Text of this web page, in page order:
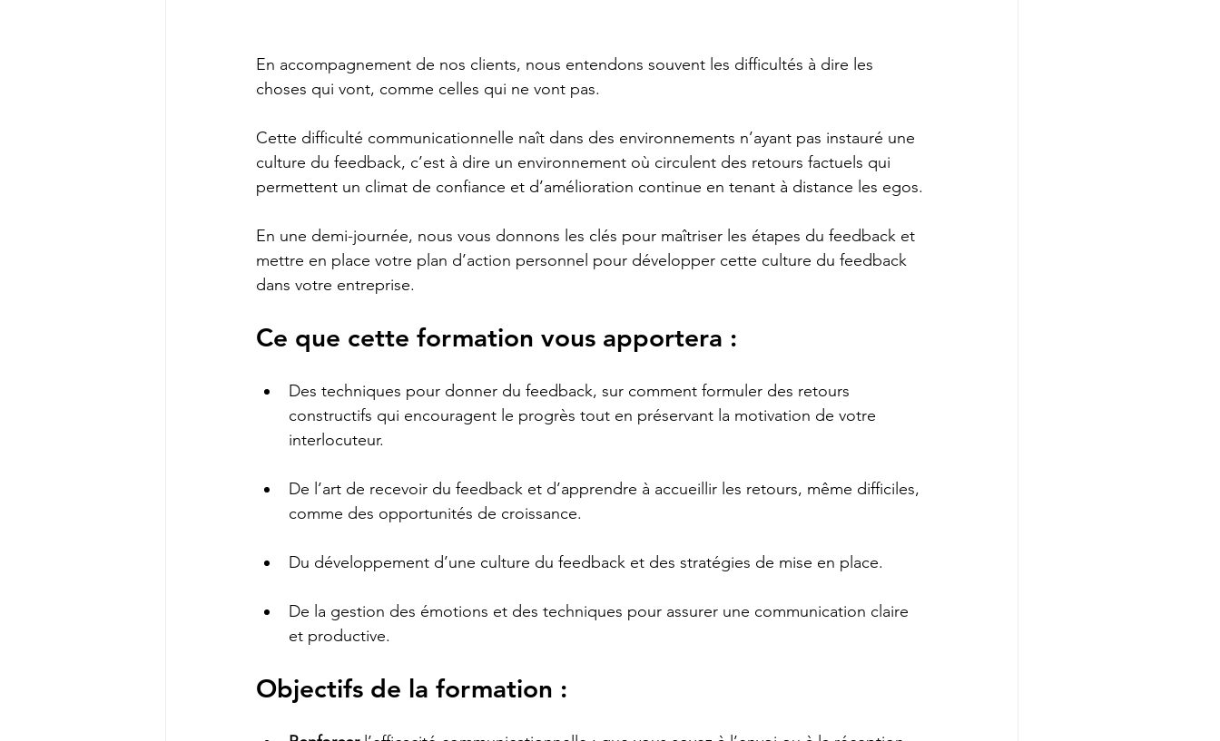
En accompagnement de nos clients, nous entendons souvent les difficultés à dire les
choses qui vont, comme celles qui ne vont pas.
Cette difficulté communicationnelle naît dans des environnements n’ayant pas instauré une
culture du feedback, c’est à dire un environnement où circulent des retours factuels qui
permettent un climat de confiance et d’amélioration continue en tenant à distance les egos.
En une demi-journée, nous vous donnons les clés pour maîtriser les étapes du feedback et
mettre en place votre plan d’action personnel pour développer cette culture du feedback
dans votre entreprise.
Ce que cette formation vous apportera :
Des techniques pour donner du feedback, sur comment formuler des retours
constructifs qui encouragent le progrès tout en préservant la motivation de votre
interlocuteur.
De l’art de recevoir du feedback et d’apprendre à accueillir les retours, même difficiles,
comme des opportunités de croissance.
Du développement d’une culture du feedback et des stratégies de mise en place.
De la gestion des émotions et des techniques pour assurer une communication claire
et productive.
Objectifs de la formation :